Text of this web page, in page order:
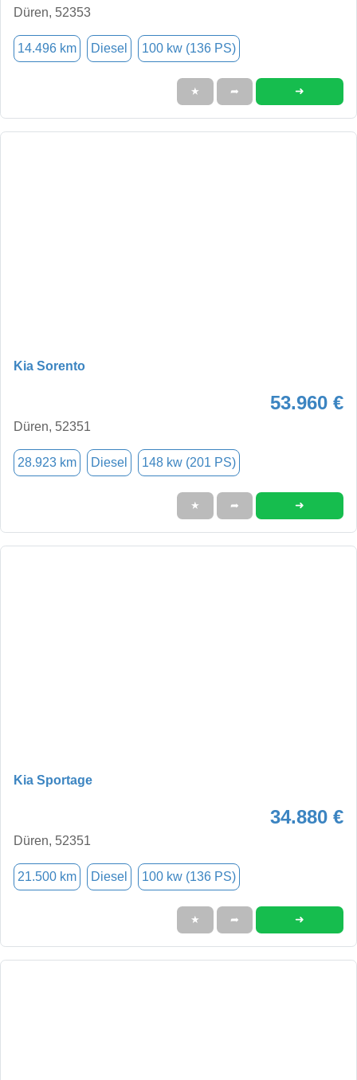
Düren, 52353
14.496 km Diesel 100 kw (136 PS)
★ ➦ ➜
Kia Sorento
53.960 €
Düren, 52351
28.923 km Diesel 148 kw (201 PS)
★ ➦ ➜
Kia Sportage
34.880 €
Düren, 52351
21.500 km Diesel 100 kw (136 PS)
★ ➦ ➜